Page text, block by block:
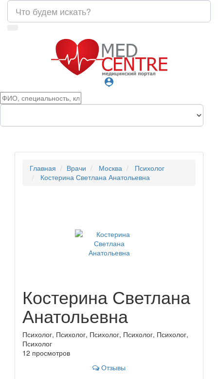
person_pin
Главная Врачи Москва
Психолог
Костерина Светлана Анатольевна
Костерина Светлана
Анатольевна
Психолог, Психолог, Психолог, Психолог, Психолог,
Психолог
12 просмотров
Отзывы